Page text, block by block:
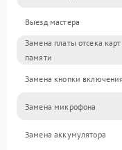
Выезд мастера
Замена платы отсека
памяти
Замена кнопки включения
Замена микрофона
Замена аккумулятора